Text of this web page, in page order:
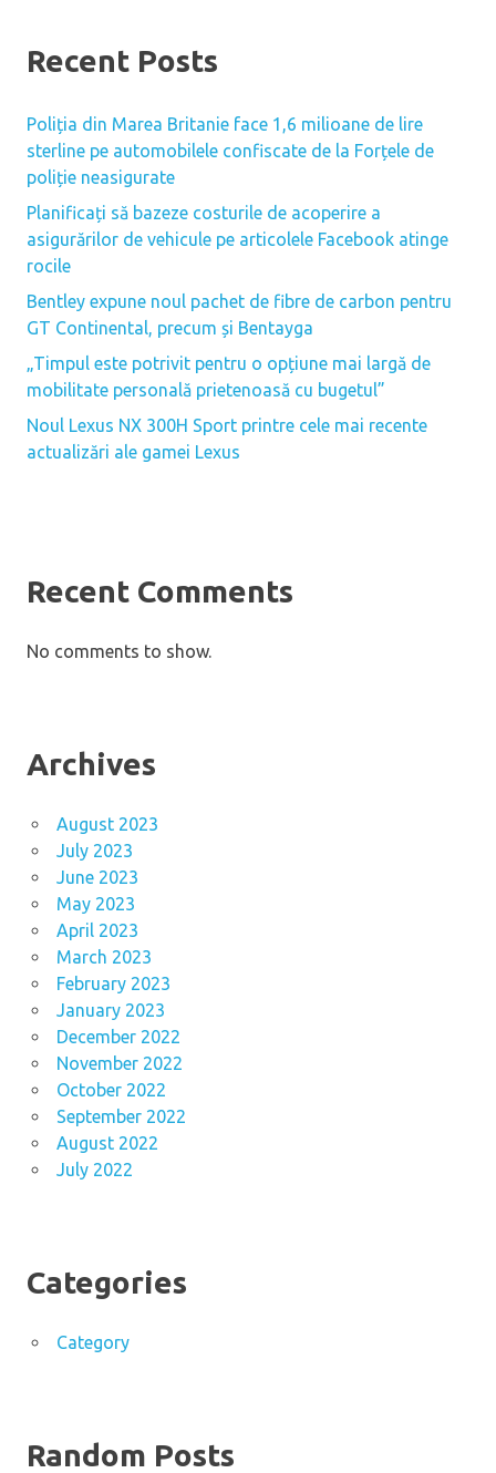
Recent Posts
Poliția din Marea Britanie face 1,6 milioane de lire
sterline pe automobilele confiscate de la Forțele de
poliție neasigurate
Planificați să bazeze costurile de acoperire a
asigurărilor de vehicule pe articolele Facebook atinge
rocile
Bentley expune noul pachet de fibre de carbon pentru
GT Continental, precum și Bentayga
„Timpul este potrivit pentru o opțiune mai largă de
mobilitate personală prietenoasă cu bugetul”
Noul Lexus NX 300H Sport printre cele mai recente
actualizări ale gamei Lexus
Recent Comments
No comments to show.
Archives
August 2023
July 2023
June 2023
May 2023
April 2023
March 2023
February 2023
January 2023
December 2022
November 2022
October 2022
September 2022
August 2022
July 2022
Categories
Category
Random Posts